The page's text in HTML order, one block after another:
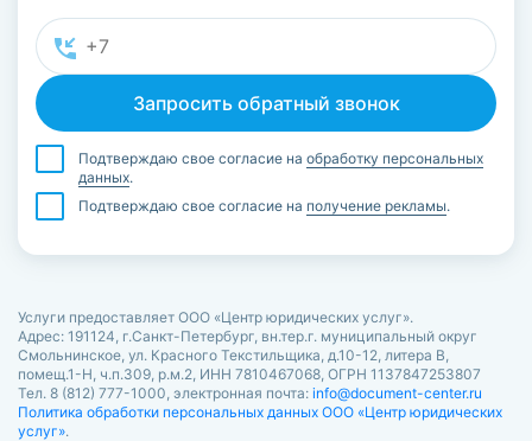
Подтверждаю свое согласие на обработку персональных
данных.
Подтверждаю свое согласие на получение рекламы.
Услуги предоставляет ООО «Центр юридических услуг».
Адрес: 191124, г.Санкт-Петербург, вн.тер.г. муниципальный округ
Смольнинское, ул. Красного Текстильщика, д.10-12, литера В,
помещ.1-Н, ч.п.309, р.м.2, ИНН 7810467068, ОГРН 1137847253807
Тел. 8 (812) 777-1000, электронная почта: info@document-center.ru
Политика обработки персональных данных ООО «Центр юридических
услуг».